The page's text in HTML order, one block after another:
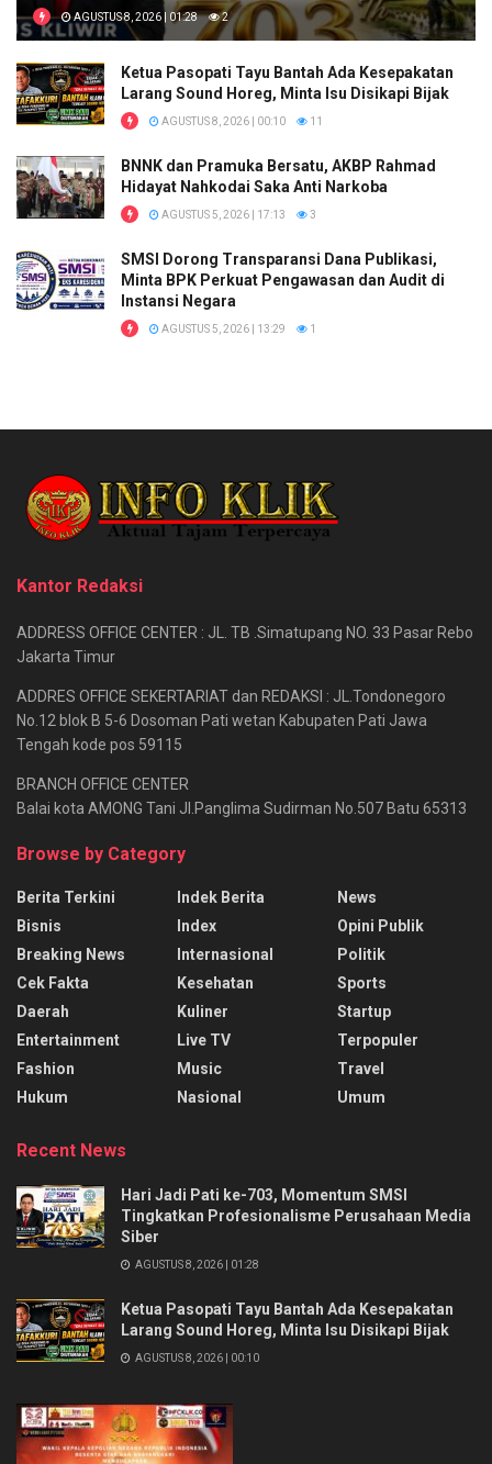
AGUSTUS 8, 2026 | 01:28 2
Ketua Pasopati Tayu Bantah Ada Kesepakatan
Larang Sound Horeg, Minta Isu Disikapi Bijak
AGUSTUS 8, 2026 | 00:10 11
BNNK dan Pramuka Bersatu, AKBP Rahmad
Hidayat Nahkodai Saka Anti Narkoba
AGUSTUS 5, 2026 | 17:13 3
SMSI Dorong Transparansi Dana Publikasi,
Minta BPK Perkuat Pengawasan dan Audit di
Instansi Negara
AGUSTUS 5, 2026 | 13:29 1
Kantor Redaksi
ADDRESS OFFICE CENTER : JL. TB .Simatupang NO. 33 Pasar Rebo
Jakarta Timur
ADDRES OFFICE SEKERTARIAT dan REDAKSI : JL.Tondonegoro
No.12 blok B 5-6 Dosoman Pati wetan Kabupaten Pati Jawa
Tengah kode pos 59115
BRANCH OFFICE CENTER
Balai kota AMONG Tani Jl.Panglima Sudirman No.507 Batu 65313
Browse by Category
Berita Terkini
Bisnis
Breaking News
Cek Fakta
Daerah
Entertainment
Fashion
Hukum
Indek Berita
Index
Internasional
Kesehatan
Kuliner
Live TV
Music
Nasional
News
Opini Publik
Politik
Sports
Startup
Terpopuler
Travel
Umum
Recent News
Hari Jadi Pati ke-703, Momentum SMSI
Tingkatkan Profesionalisme Perusahaan Media
Siber
AGUSTUS 8, 2026 | 01:28
Ketua Pasopati Tayu Bantah Ada Kesepakatan
Larang Sound Horeg, Minta Isu Disikapi Bijak
AGUSTUS 8, 2026 | 00:10